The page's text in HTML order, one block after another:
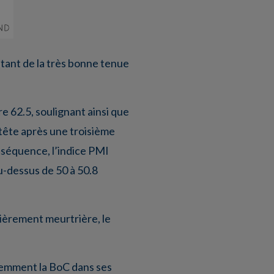
de la très bonne tenue
62.5, soulignant ainsi que
après une troisième
l’indice PMI
de 50 à 50.8
meurtrière, le
la BoC dans ses